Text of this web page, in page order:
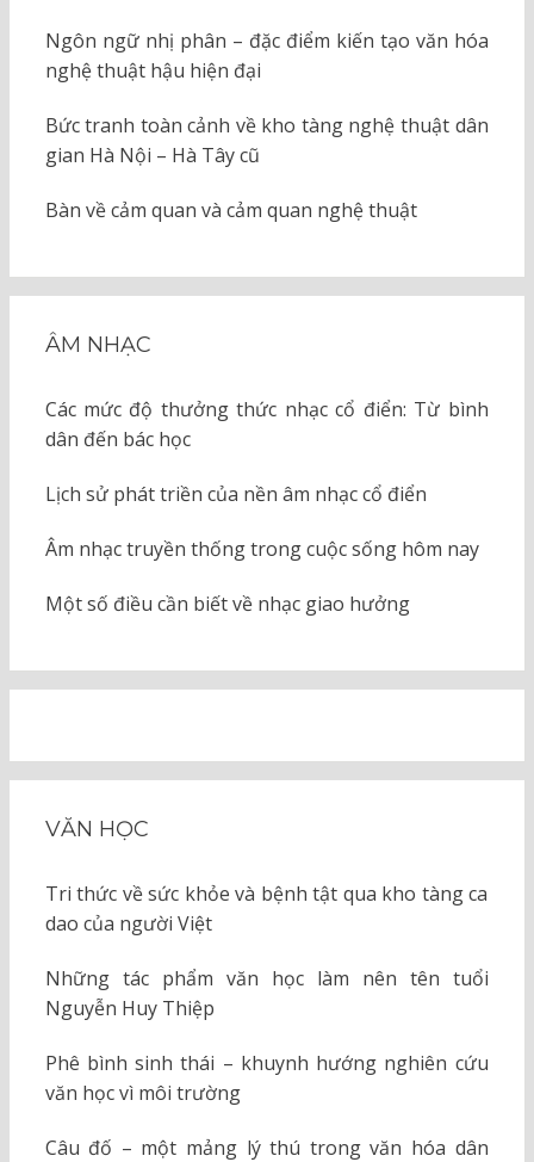
Ngôn ngữ nhị phân – đặc điểm kiến tạo văn hóa
nghệ thuật hậu hiện đại
Bức tranh toàn cảnh về kho tàng nghệ thuật dân
gian Hà Nội – Hà Tây cũ
Bàn về cảm quan và cảm quan nghệ thuật
ÂM NHẠC
Các mức độ thưởng thức nhạc cổ điển: Từ bình
dân đến bác học
Lịch sử phát triền của nền âm nhạc cổ điển
Âm nhạc truyền thống trong cuộc sống hôm nay
Một số điều cần biết về nhạc giao hưởng
VĂN HỌC
Tri thức về sức khỏe và bệnh tật qua kho tàng ca
dao của người Việt
Những tác phẩm văn học làm nên tên tuổi
Nguyễn Huy Thiệp
Phê bình sinh thái – khuynh hướng nghiên cứu
văn học vì môi trường
Câu đố – một mảng lý thú trong văn hóa dân